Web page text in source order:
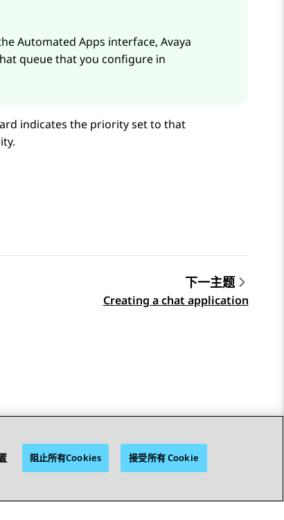
Automated Apps interface, Avaya
queue that you configure in
indicates the priority set to that
下一主题
Creating a chat application
阻止所有Cookies 接受所有 Cookie